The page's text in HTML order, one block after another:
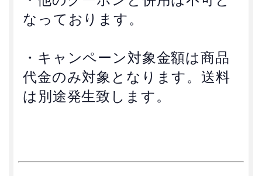
なっております。
・キャンペーン対象金額は商品
代金のみ対象となります。送料
は別途発生致します。